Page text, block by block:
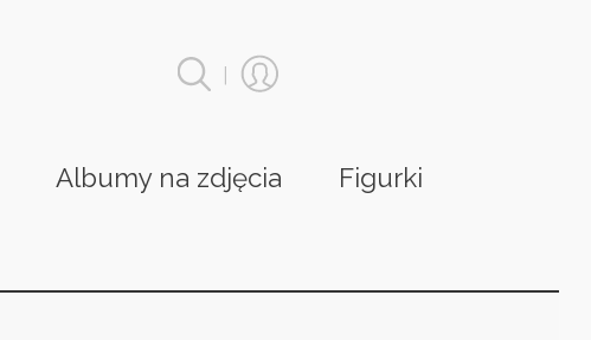
|
Albumy na zdjęcia Figurki